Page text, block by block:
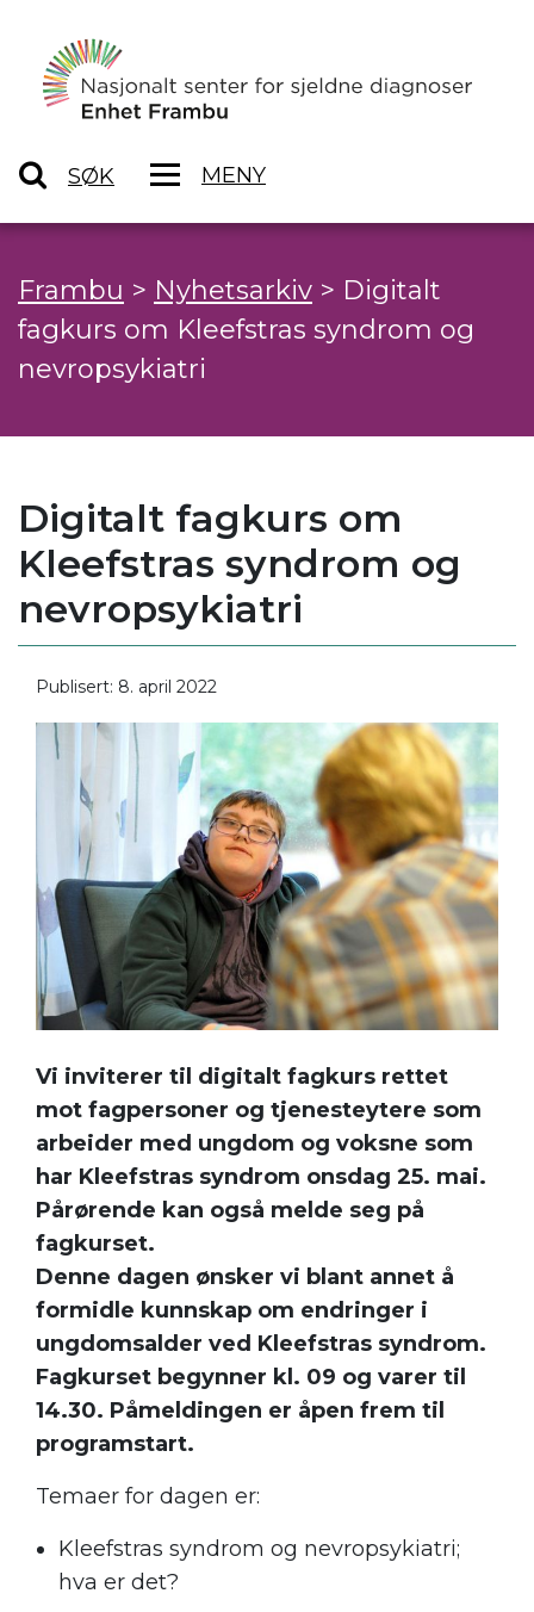
SØK MENY
Frambu > Nyhetsarkiv > Digitalt
fagkurs om Kleefstras syndrom og
nevropsykiatri
Digitalt fagkurs om
Kleefstras syndrom og
nevropsykiatri
Publisert: 8. april 2022
Vi inviterer til digitalt fagkurs rettet
mot fagpersoner og tjenesteytere som
arbeider med ungdom og voksne som
har Kleefstras syndrom onsdag 25. mai.
Pårørende kan også melde seg på
fagkurset.
Denne dagen ønsker vi blant annet å
formidle kunnskap om endringer i
ungdomsalder ved Kleefstras syndrom.
Fagkurset begynner kl. 09 og varer til
14.30. Påmeldingen er åpen frem til
programstart.
Temaer for dagen er:
Kleefstras syndrom og nevropsykiatri;
hva er det?